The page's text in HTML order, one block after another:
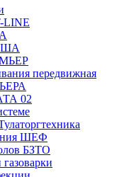
LINE
передвижная
02
ШЕФ
БЗТО